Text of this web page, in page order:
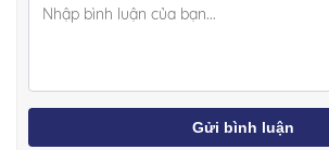
Gửi bình luận